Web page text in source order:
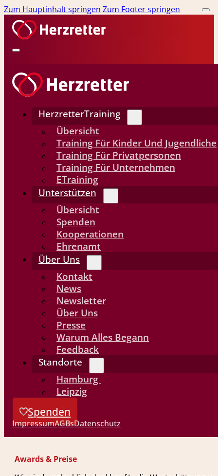
Zum Hauptinhalt springen Zum Footer springen
HerzretterTraining
Übersicht
Training Für Kinder Und Jugendliche
Training Für Privatpersonen
Training Für Unternehmen
ETraining
Unterstützen
Übersicht
Spenden
Kooperationen
Ehrenamt
Über Uns
Kontakt
News
Newsletter
Über Uns
Presse
Warum Alles Begann
Feedback
Standorte
Hamburg
Leipzig
Spenden
ImpressumAGBsDatenschutz
Awards & Preise